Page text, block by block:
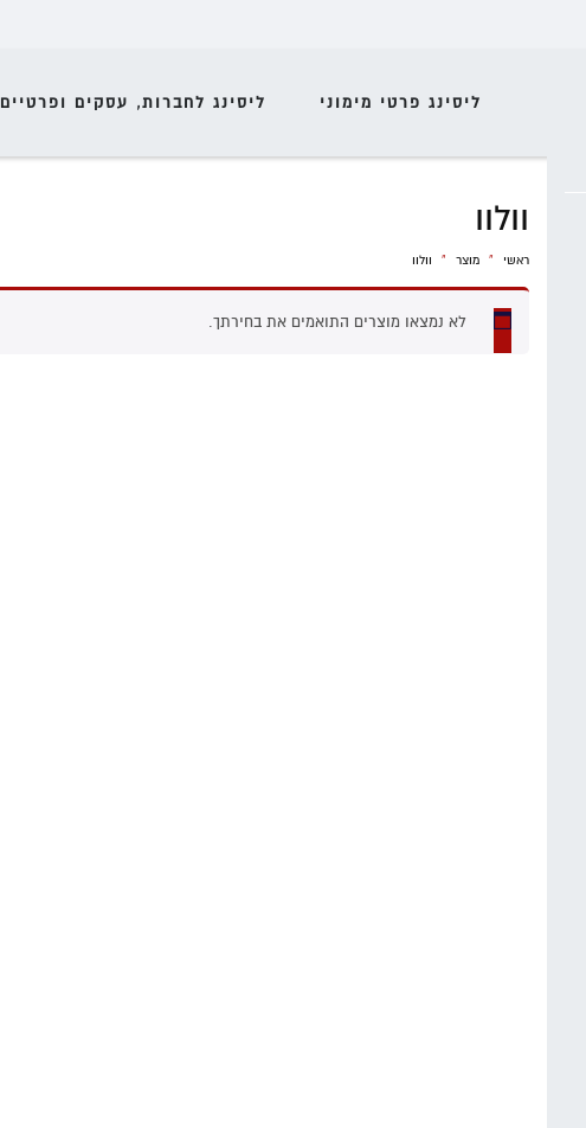
ליסינג פרטי מימוני ליסינג לחברות, עסקים ופרטיים
וולוו
ראשי » מוצר » וולוו
לא נמצאו מוצרים התואמים את בחירתך.